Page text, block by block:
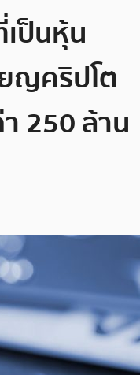
ป็นหุ้น
ญคริปโต
250 ล้าน